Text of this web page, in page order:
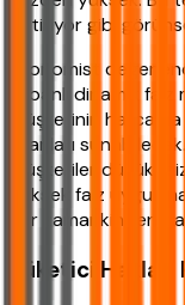
getiriyor gibi
Ekonomist
tabanlı dinamik
müşterinin
oranları
müşteriler düşük
yüksek faiz
her zamankinden
Tüketici